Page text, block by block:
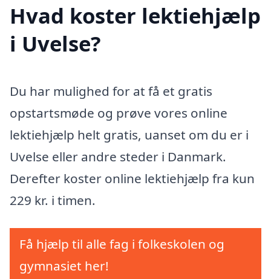
Hvad koster lektiehjælp
i Uvelse?
Du har mulighed for at få et gratis
opstartsmøde og prøve vores online
lektiehjælp helt gratis, uanset om du er i
Uvelse eller andre steder i Danmark.
Derefter koster online lektiehjælp fra kun
229 kr. i timen.
Få hjælp til alle fag i folkeskolen og
gymnasiet her!